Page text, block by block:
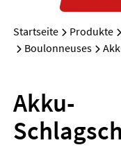
Startseite Produkte
Boulonneuses
Akku-